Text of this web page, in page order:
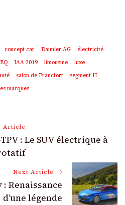
concept car Daimler AG
électricité
IAA 2019 limousine
luxe
salon de Francfort
segment H
marques
Article
: Le SUV électrique à
Next Article
Renaissance
d’une légende